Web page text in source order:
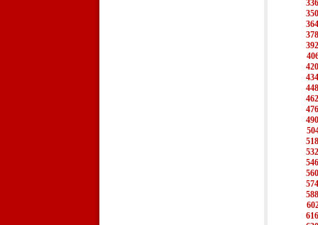
336
350
364
378
392
420
434
448
462
476
490
518
532
546
560
574
588
616